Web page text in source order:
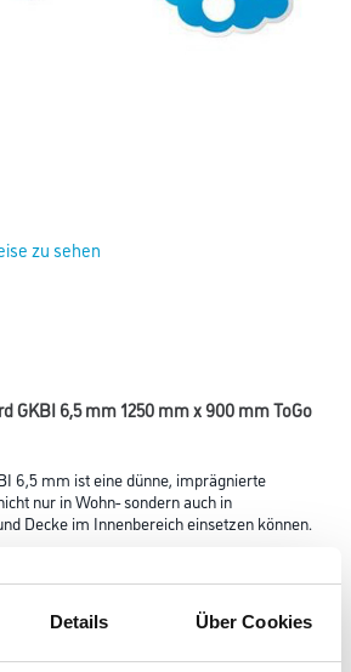
Details Über Cookies
zu sehen
GKBI 6,5 mm 1250 mm x 900 mm ToGo
6,5 mm ist eine dünne, imprägnierte
nur in Wohn- sondern auch in
Decke im Innenbereich einsetzen können.